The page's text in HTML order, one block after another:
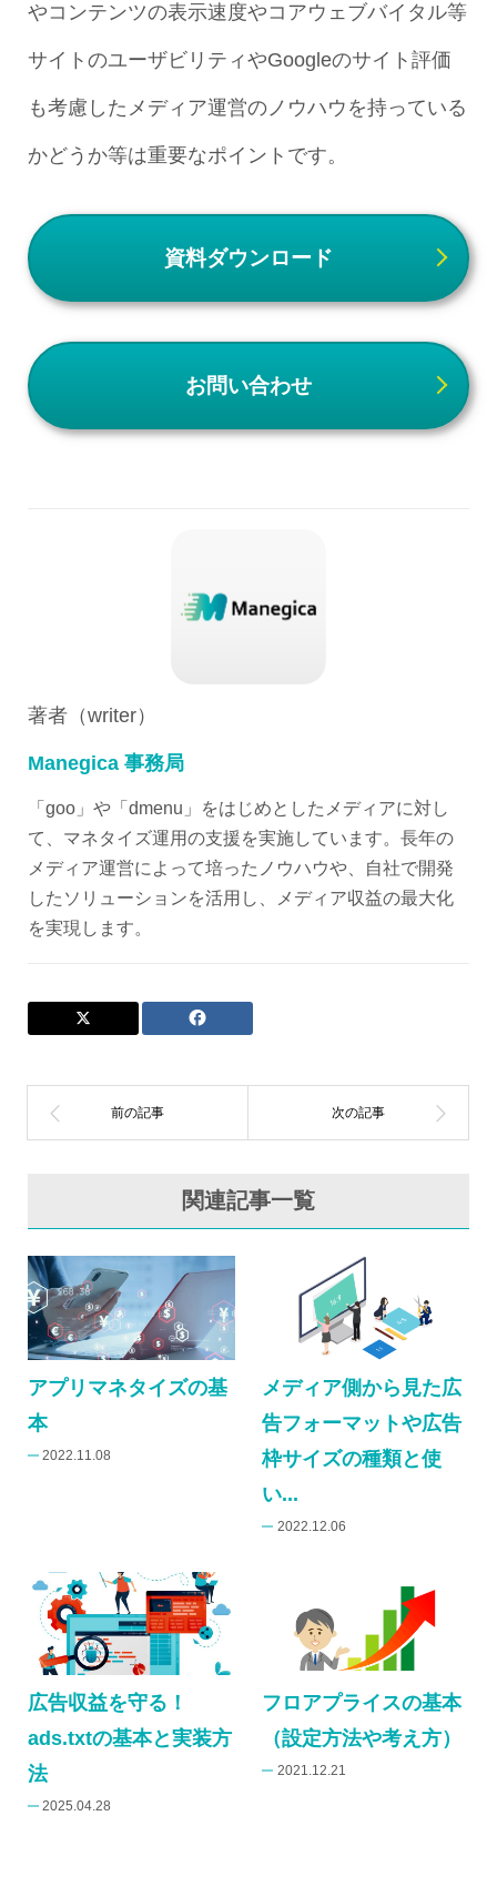
やコンテンツの表示速度やコアウェブバイタル等
サイトのユーザビリティやGoogleのサイト評価
も考慮したメディア運営のノウハウを持っている
かどうか等は重要なポイントです。
資料ダウンロード
お問い合わせ
著者（writer）
Manegica 事務局
「goo」や「dmenu」をはじめとしたメディアに対し
て、マネタイズ運用の支援を実施しています。長年の
メディア運営によって培ったノウハウや、自社で開発
したソリューションを活用し、メディア収益の最大化
を実現します。
関連記事一覧
アプリマネタイズの基
本
2022.11.08
メディア側から見た広
告フォーマットや広告
枠サイズの種類と使
い...
2022.12.06
広告収益を守る！
ads.txtの基本と実装方
法
2025.04.28
フロアプライスの基本
（設定方法や考え方）
2021.12.21